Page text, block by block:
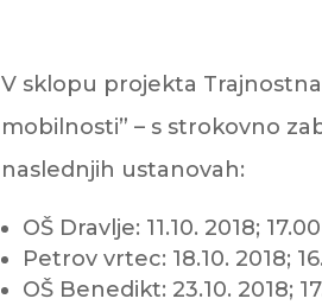
V sklopu projekta
mobilnosti” – s strokovno
naslednjih ustanovah:
OŠ Dravlje: 11.10. 2018;
Petrov vrtec: 18.10. 2018;
OŠ Benedikt: 23.10. 2018;